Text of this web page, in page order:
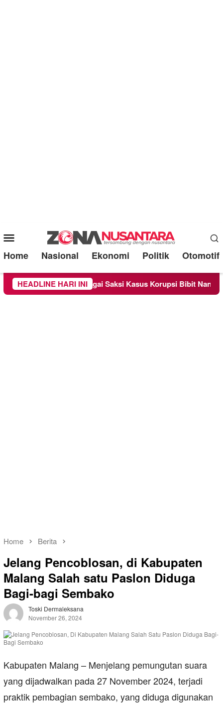
Mobile
Menu
Home Nasional Ekonomi Politik Otomotif
HEADLINE HARI INI
Diperiksa Sebagai Saksi Kasus Korupsi Bibit Nanas Sulsel
Home Berita
Jelang Pencoblosan, di Kabupaten
Malang Salah satu Paslon Diduga
Bagi-bagi Sembako
Toski Dermaleksana
November 26, 2024
Kabupaten Malang – Menjelang pemungutan suara
yang dijadwalkan pada 27 November 2024, terjadi
praktik pembagian sembako, yang diduga digunakan